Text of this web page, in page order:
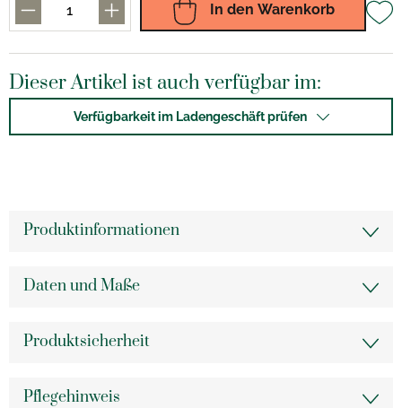
In den Warenkorb
Dieser Artikel ist auch verfügbar im:
Verfügbarkeit im Ladengeschäft prüfen
Produktinformationen
Daten und Maße
Produktsicherheit
Pflegehinweis